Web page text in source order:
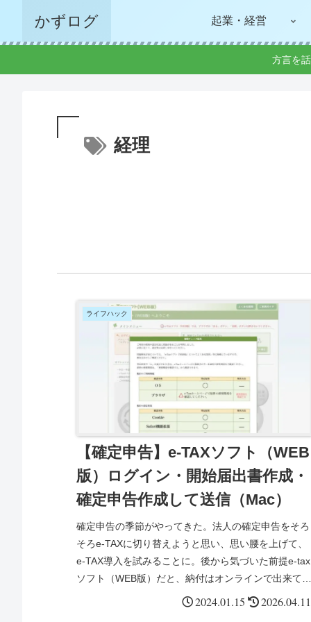
かずログ 起業・経営
方言を
経理
ライフハック
【確定申告】e-TAXソフト（WEB
版）ログイン・開始届出書作成・
確定申告作成して送信（Mac）
確定申告の季節がやってきた。法人の確定申告をそろ
そろe-TAXに切り替えようと思い、思い腰を上げて、
e-TAX導入を試みることに。後から気づいた前提e-tax
ソフト（WEB版）だと、納付はオンラインで出来て
も、申告はできない！e-taxソフ...2024.01.15 2026.04.11